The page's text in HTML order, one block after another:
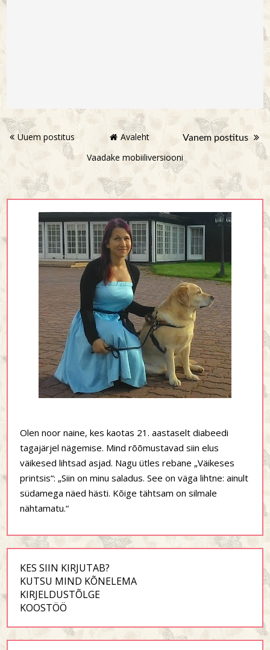
Uuem postitus Vanem postitus
Avaleht
Vaadake mobiiliversiooni
Olen noor naine, kes kaotas 21. aastaselt diabeedi
tagajärjel nägemise. Mind rõõmustavad siin elus
väikesed lihtsad asjad. Nagu ütles rebane „Väikeses
printsis“: „Siin on minu saladus. See on väga lihtne: ainult
südamega näed hästi. Kõige tähtsam on silmale
nähtamatu.“
KES SIIN KIRJUTAB?
KUTSU MIND KÕNELEMA
KIRJELDUSTÕLGE
KOOSTÖÖ